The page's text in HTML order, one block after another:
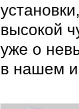
высокой
уже о
в нашем